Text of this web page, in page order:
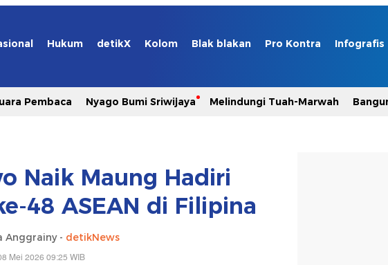
Hukum detikX Kolom Blak blakan Pro Kontra Infografis
Pembaca Nyago Bumi Sriwijaya Melindungi Tuah-Marwah
Naik Maung Hadiri
48 ASEAN di Filipina
Anggrainy - detikNews
Mei 2026 09:25 WIB